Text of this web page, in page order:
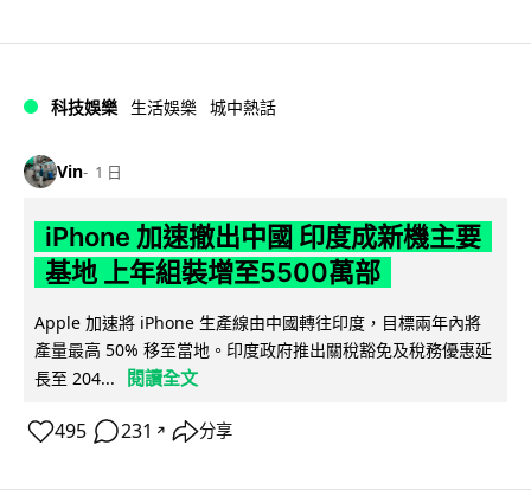
科技娛樂 生活娛樂 城中熱話
Vin 1 日
iPhone 加速撤出中國 印度成新機主要
基地 上年組裝增至5500萬部
Apple 加速將 iPhone 生產線由中國轉往印度，目標兩年內將
產量最高 50% 移至當地。印度政府推出關稅豁免及稅務優惠延
長至 204...
閱讀全文
495 231 ↗ 分享